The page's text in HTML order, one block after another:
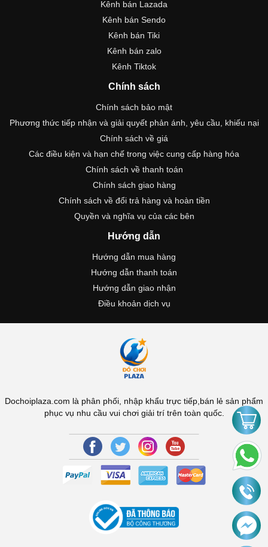
Kênh bán Lazada
Kênh bán Sendo
Kênh bán Tiki
Kênh bán zalo
Kênh Tiktok
Chính sách
Chính sách bảo mật
Phương thức tiếp nhận và giải quyết phản ánh, yêu cầu, khiếu nại
Chính sách về giá
Các điều kiện và hạn chế trong việc cung cấp hàng hóa
Chính sách về thanh toán
Chính sách giao hàng
Chính sách về đổi trả hàng và hoàn tiền
Quyền và nghĩa vụ của các bên
Hướng dẫn
Hướng dẫn mua hàng
Hướng dẫn thanh toán
Hướng dẫn giao nhận
Điều khoản dịch vụ
Dochoiplaza.com là phân phối, nhập khẩu trực tiếp,bán lẻ sản phẩm
phục vụ nhu cầu vui chơi giải trí trên toàn quốc.